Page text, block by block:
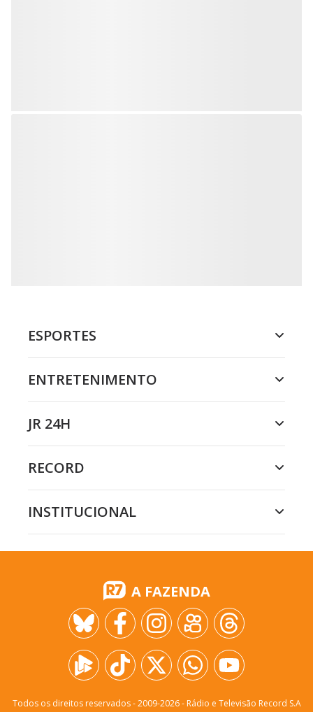
ESPORTES
ENTRETENIMENTO
JR 24H
RECORD
INSTITUCIONAL
A FAZENDA
Todos os direitos reservados - 2009-2026- Rádio e Televisão Record S.A